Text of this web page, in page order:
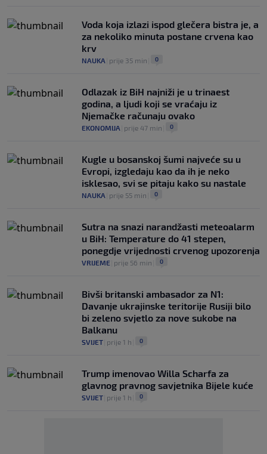
Voda koja izlazi ispod glečera bistra je, a
za nekoliko minuta postane crvena kao
krv
NAUKA prije 35 min 0
Odlazak iz BiH najniži je u trinaest
godina, a ljudi koji se vraćaju iz
Njemačke računaju ovako
EKONOMIJA prije 47 min 0
Kugle u bosanskoj šumi najveće su u
Evropi, izgledaju kao da ih je neko
isklesao, svi se pitaju kako su nastale
NAUKA prije 55 min 0
Sutra na snazi narandžasti meteoalarm
u BiH: Temperature do 41 stepen,
ponegdje vrijednosti crvenog upozorenja
VRIJEME prije 56 min 0
Bivši britanski ambasador za N1:
Davanje ukrajinske teritorije Rusiji bilo
bi zeleno svjetlo za nove sukobe na
Balkanu
SVIJET prije 1 h 0
Trump imenovao Willa Scharfa za
glavnog pravnog savjetnika Bijele kuće
SVIJET prije 1 h 0